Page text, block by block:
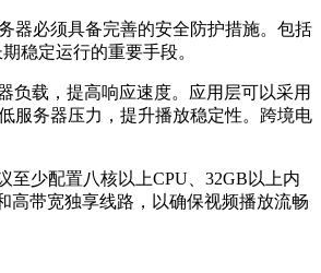
必须具备完善的安全防护措施。包括
稳定运行的重要手段。
载，提高响应速度。应用层可以采用
服务器压力，提升播放稳定性。跨境电
少配置八核以上CPU、32GB以上内
高带宽独享线路，以确保视频播放流畅